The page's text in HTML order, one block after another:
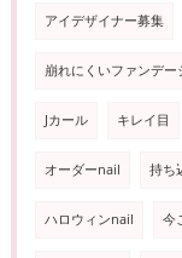
アイデザイナー募集
崩れにくいファンデー
Jカール キレイ目
オーダーnail 持ち
ハロウィンnail 今